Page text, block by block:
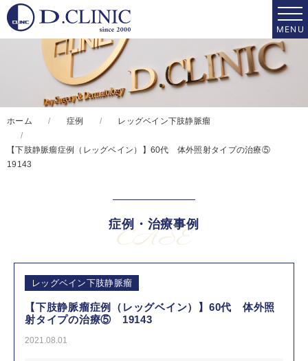
ホーム 症例 レッグベイン下肢静脈瘤
【下肢静脈瘤症例（レッグベイン）】60代 体外照射タイプの治療⑤
19143
症例・治療事例
CASE
レッグベイン下肢静脈瘤
【下肢静脈瘤症例（レッグベイン）】60代 体外照
射タイプの治療⑤ 19143
2021.08.01